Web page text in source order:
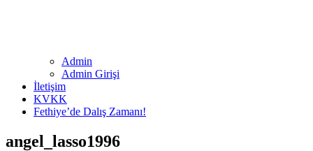
Admin
Admin Girişi
İletişim
KVKK
Fethiye’de Dalış Zamanı!
angel_lasso1996